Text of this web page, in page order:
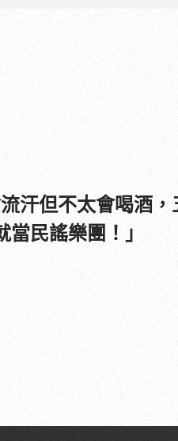
流汗但不太會喝酒
民謠樂團！」